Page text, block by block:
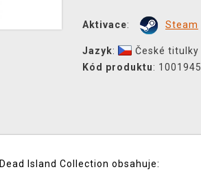
Aktivace: Steam
Jazyk:
České titulky
Kód produktu: 1001945
Dead Island Collection obsahuje: